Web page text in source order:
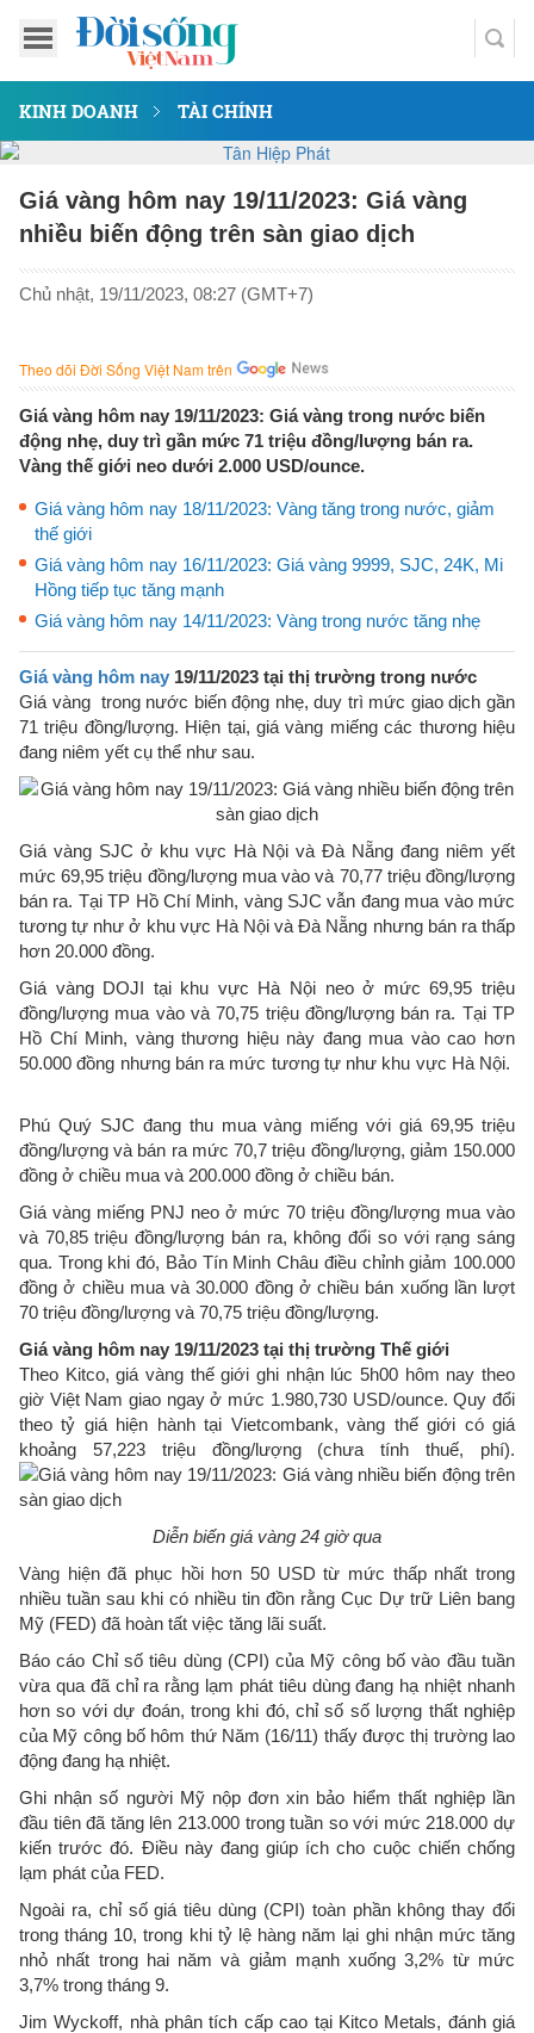
KINH DOANH TÀI CHÍNH
Giá vàng hôm nay 19/11/2023: Giá vàng
nhiều biến động trên sàn giao dịch
Chủ nhật, 19/11/2023, 08:27 (GMT+7)
Theo dõi Đời Sống Việt Nam trên
Giá vàng hôm nay 19/11/2023: Giá vàng trong nước biến
động nhẹ, duy trì gần mức 71 triệu đồng/lượng bán ra.
Vàng thế giới neo dưới 2.000 USD/ounce.
Giá vàng hôm nay 18/11/2023: Vàng tăng trong nước, giảm
thế giới
Giá vàng hôm nay 16/11/2023: Giá vàng 9999, SJC, 24K, Mi
Hồng tiếp tục tăng mạnh
Giá vàng hôm nay 14/11/2023: Vàng trong nước tăng nhẹ
Giá vàng hôm nay 19/11/2023 tại thị trường trong nước
Giá vàng trong nước biến động nhẹ, duy trì mức giao dịch gần
71 triệu đồng/lượng. Hiện tại, giá vàng miếng các thương hiệu
đang niêm yết cụ thể như sau.
Giá vàng SJC ở khu vực Hà Nội và Đà Nẵng đang niêm yết
mức 69,95 triệu đồng/lượng mua vào và 70,77 triệu đồng/lượng
bán ra. Tại TP Hồ Chí Minh, vàng SJC vẫn đang mua vào mức
tương tự như ở khu vực Hà Nội và Đà Nẵng nhưng bán ra thấp
hơn 20.000 đồng.
Giá vàng DOJI tại khu vực Hà Nội neo ở mức 69,95 triệu
đồng/lượng mua vào và 70,75 triệu đồng/lượng bán ra. Tại TP
Hồ Chí Minh, vàng thương hiệu này đang mua vào cao hơn
50.000 đồng nhưng bán ra mức tương tự như khu vực Hà Nội.
Phú Quý SJC đang thu mua vàng miếng với giá 69,95 triệu
đồng/lượng và bán ra mức 70,7 triệu đồng/lượng, giảm 150.000
đồng ở chiều mua và 200.000 đồng ở chiều bán.
Giá vàng miếng PNJ neo ở mức 70 triệu đồng/lượng mua vào
và 70,85 triệu đồng/lượng bán ra, không đổi so với rạng sáng
qua. Trong khi đó, Bảo Tín Minh Châu điều chỉnh giảm 100.000
đồng ở chiều mua và 30.000 đồng ở chiều bán xuống lần lượt
70 triệu đồng/lượng và 70,75 triệu đồng/lượng.
Giá vàng hôm nay 19/11/2023 tại thị trường Thế giới
Theo Kitco, giá vàng thế giới ghi nhận lúc 5h00 hôm nay theo
giờ Việt Nam giao ngay ở mức 1.980,730 USD/ounce. Quy đổi
theo tỷ giá hiện hành tại Vietcombank, vàng thế giới có giá
khoảng 57,223 triệu đồng/lượng (chưa tính thuế, phí).
Diễn biến giá vàng 24 giờ qua
Vàng hiện đã phục hồi hơn 50 USD từ mức thấp nhất trong
nhiều tuần sau khi có nhiều tin đồn rằng Cục Dự trữ Liên bang
Mỹ (FED) đã hoàn tất việc tăng lãi suất.
Báo cáo Chỉ số tiêu dùng (CPI) của Mỹ công bố vào đầu tuần
vừa qua đã chỉ ra rằng lạm phát tiêu dùng đang hạ nhiệt nhanh
hơn so với dự đoán, trong khi đó, chỉ số số lượng thất nghiệp
của Mỹ công bố hôm thứ Năm (16/11) thấy được thị trường lao
động đang hạ nhiệt.
Ghi nhận số người Mỹ nộp đơn xin bảo hiểm thất nghiệp lần
đầu tiên đã tăng lên 213.000 trong tuần so với mức 218.000 dự
kiến trước đó. Điều này đang giúp ích cho cuộc chiến chống
lạm phát của FED.
Ngoài ra, chỉ số giá tiêu dùng (CPI) toàn phần không thay đổi
trong tháng 10, trong khi tỷ lệ hàng năm lại ghi nhận mức tăng
nhỏ nhất trong hai năm và giảm mạnh xuống 3,2% từ mức
3,7% trong tháng 9.
Jim Wyckoff, nhà phân tích cấp cao tại Kitco Metals, đánh giá